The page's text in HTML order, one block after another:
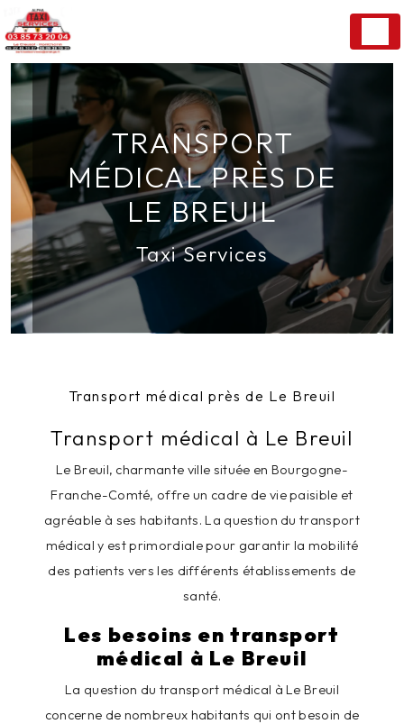
TRANSPORT
MÉDICAL PRÈS DE
LE BREUIL
Taxi Services
Transport médical près de Le Breuil
Transport médical à Le Breuil
Le Breuil, charmante ville située en Bourgogne-
Franche-Comté, offre un cadre de vie paisible et
agréable à ses habitants. La question du transport
médical y est primordiale pour garantir la mobilité
des patients vers les différents établissements de
santé.
Les besoins en transport
médical à Le Breuil
La question du transport médical à Le Breuil
concerne de nombreux habitants qui ont besoin de
Panneau de gestion des cookies